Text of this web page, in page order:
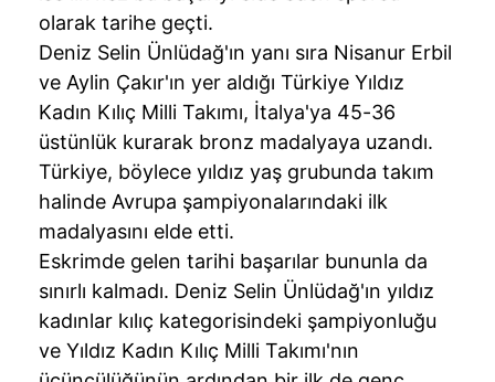
olarak tarihe geçti.
Deniz Selin Ünlüdağ'ın yanı sıra Nisanur Erbil
ve Aylin Çakır'ın yer aldığı Türkiye Yıldız
Kadın Kılıç Milli Takımı, İtalya'ya 45-36
üstünlük kurarak bronz madalyaya uzandı.
Türkiye, böylece yıldız yaş grubunda takım
halinde Avrupa şampiyonalarındaki ilk
madalyasını elde etti.
Eskrimde gelen tarihi başarılar bununla da
sınırlı kalmadı. Deniz Selin Ünlüdağ'ın yıldız
kadınlar kılıç kategorisindeki şampiyonluğu
ve Yıldız Kadın Kılıç Milli Takımı'nın